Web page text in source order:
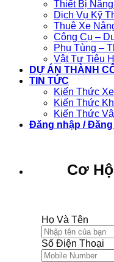
Thiết Bị
Dịch Vụ Kỹ
Thuê Xe
Công Cụ –
Phụ Tùng –
Vật Tư Tiêu
DỰ ÁN THÀNH
TIN TỨC
Kiến Thức
Kiến Thức
Kiến Thức
Đăng nhập /
Cơ
Họ Và Tên
Số Điện Thoại